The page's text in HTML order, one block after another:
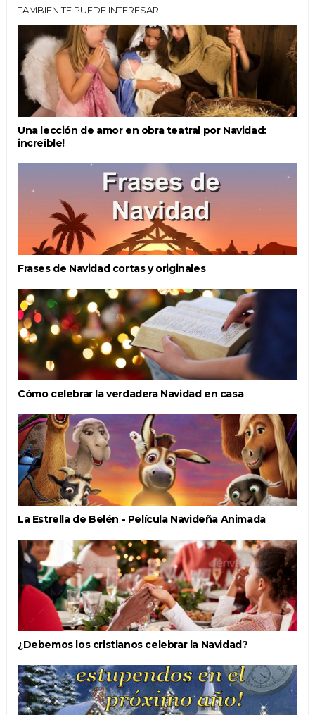
TAMBIÉN TE PUEDE INTERESAR:
Una lección de amor en obra teatral por Navidad:
increíble!
Frases de Navidad cortas y originales
Cómo celebrar la verdadera Navidad en casa
La Estrella de Belén - Película Navideña Animada
¿Debemos los cristianos celebrar la Navidad?